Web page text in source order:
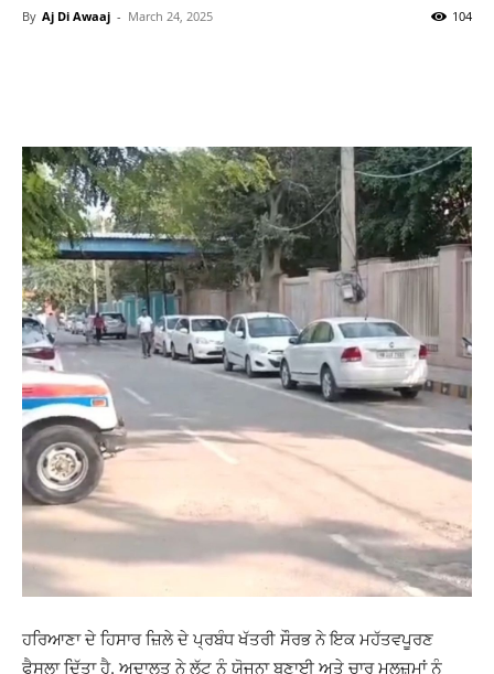
By Aj Di Awaaj - March 24, 2025 104
ਹਰਿਆਣਾ ਦੇ ਹਿਸਾਰ ਜ਼ਿਲੇ ਦੇ ਪ੍ਰਬੰਧ ਖੱਤਰੀ ਸੌਰਭ ਨੇ ਇਕ ਮਹੱਤਵਪੂਰਣ
ਫੈਸਲਾ ਦਿੱਤਾ ਹੈ. ਅਦਾਲਤ ਨੇ ਲੁੱਟ ਨੂੰ ਯੋਜਨਾ ਬਣਾਈ ਅਤੇ ਚਾਰ ਮੁਲਜ਼ਮਾਂ ਨੂੰ